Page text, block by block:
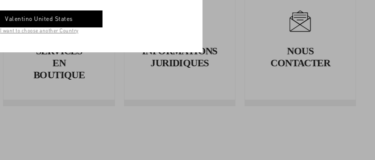
SERVICES
EN
BOUTIQUE
INFORMATIONS
JURIDIQUES
NOUS
CONTACTER
Valentino United States
I want to choose another Country